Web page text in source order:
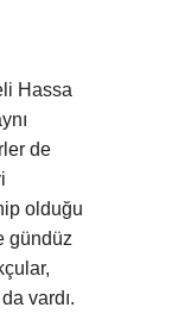
Hassa
de
olduğu
gündüz
vardı.